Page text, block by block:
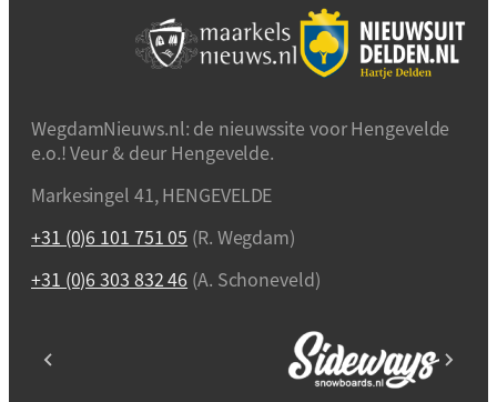
WegdamNieuws.nl: de nieuwssite voor Hengevelde
e.o.! Veur & deur Hengevelde.
Markesingel 41, HENGEVELDE
+31 (0)6 101 751 05 (R. Wegdam)
+31 (0)6 303 832 46 (A. Schoneveld)